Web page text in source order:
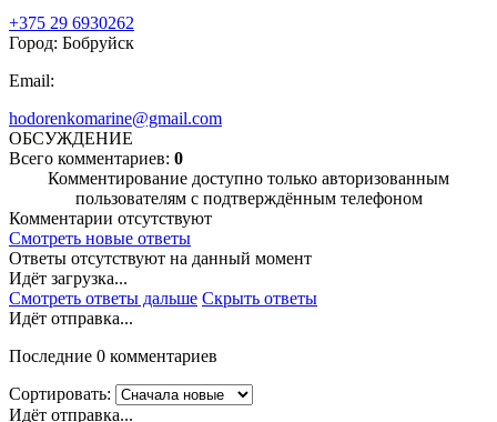
+375 29 6930262
Город: Бобруйск
Email:
hodorenkomarine@gmail.com
ОБСУЖДЕНИЕ
Всего комментариев: 0
Комментирование доступно только авторизованным
пользователям с подтверждённым телефоном
Комментарии отсутствуют
Смотреть новые ответы
Ответы отсутствуют на данный момент
Идёт загрузка...
Смотреть ответы дальше Скрыть ответы
Идёт отправка...
Последние 0 комментариев
Сортировать:
Идёт отправка...